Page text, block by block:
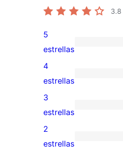
3.8
5
valoraciones
de
5
estrellas
5
estrellas
0
valoraciones
de
4
estrellas
4
estrellas
1
valoración
de
3
estrellas
0
2
estrellas